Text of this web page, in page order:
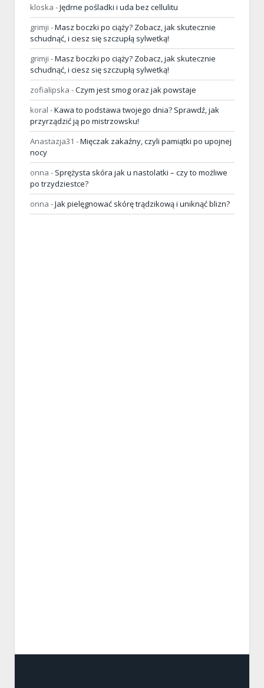
kloska -Jędrne pośladki i uda bez cellulitu
grimji -Masz boczki po ciąży? Zobacz, jak skutecznie
schudnąć, i ciesz się szczupłą sylwetką!
grimji -Masz boczki po ciąży? Zobacz, jak skutecznie
schudnąć, i ciesz się szczupłą sylwetką!
zofialipska -Czym jest smog oraz jak powstaje
koral -Kawa to podstawa twojego dnia? Sprawdź, jak
przyrządzić ją po mistrzowsku!
Anastazja31 -Mięczak zakaźny, czyli pamiątki po upojnej
nocy
onna - Sprężysta skóra jak u nastolatki – czy to możliwe
po trzydziestce?
onna -Jak pielęgnować skórę trądzikową i uniknąć blizn?